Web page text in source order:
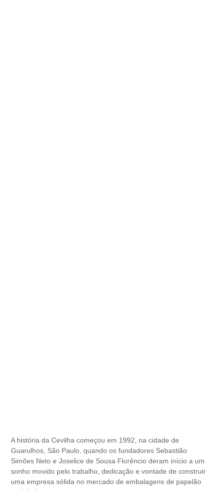
A história da Cevilha começou em 1992, na cidade de
Guarulhos, São Paulo, quando os fundadores Sebastião
Simões Neto e Joselice de Sousa Florêncio deram início a um
sonho movido pelo trabalho, dedicação e vontade de construir
uma empresa sólida no mercado de embalagens de papelão